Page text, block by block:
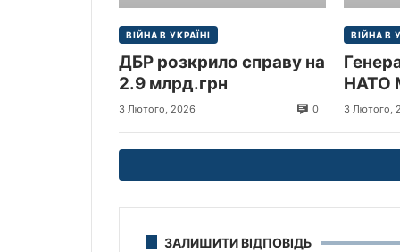
ВІЙНА В УКРАЇНІ
ДБР розкрило справу на
2.9 млрд.грн
3 Лютого, 2026 0
ВІЙНА В
НАТО
3 Лютого,
ЗАЛИШИТИ ВІДПОВІДЬ